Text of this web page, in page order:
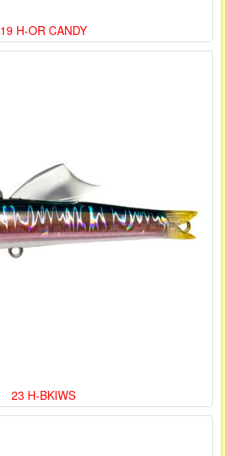
19 H-OR CANDY
23 H-BKIWS